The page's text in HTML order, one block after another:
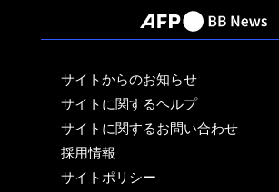
サイトからのお知らせ
サイトに関するヘルプ
サイトに関するお問い合わせ
採用情報
サイトポリシー